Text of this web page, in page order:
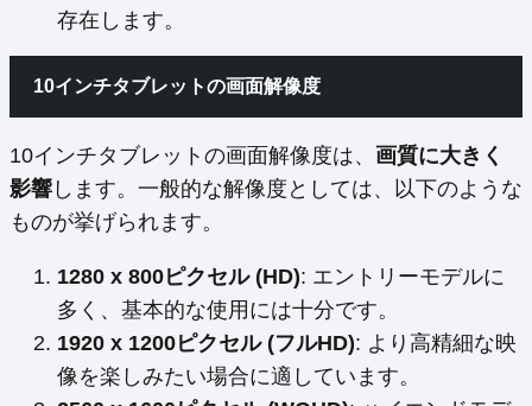
存在します。
10インチタブレットの画面解像度
10インチタブレットの画面解像度は、 画質に大きく
影響 します。一般的な解像度としては、以下のような
ものが挙げられます。
1280 x 800ピクセル (HD): エントリーモデルに
多く、基本的な使用には十分です。
1920 x 1200ピクセル (フルHD): より高精細な映
像を楽しみたい場合に適しています。